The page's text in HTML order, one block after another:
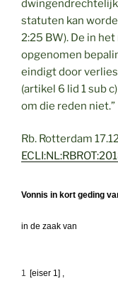
statuten kan
2:25 BW). De in
opgenomen
eindigt door
(artikel 6 lid 1 sub
om die reden niet.”
Rb. Rotterdam
Vonnis in kort geding
in de zaak van
1 [eiser 1] ,